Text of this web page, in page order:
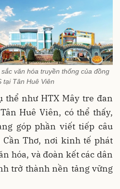
văn hóa truyền thống của đồng
tại Tân Huê Viên
thể như HTX Mây tre đan
Huê Viên, có thể thấy,
góp phần viết tiếp câu
Thơ, nơi kinh tế phát
hóa, và đoàn kết các dân
trở thành nền tảng vững